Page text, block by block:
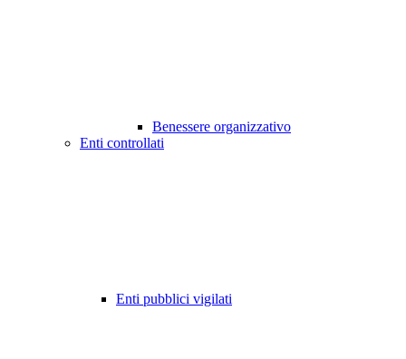
Benessere organizzativo
Enti controllati
Enti pubblici vigilati